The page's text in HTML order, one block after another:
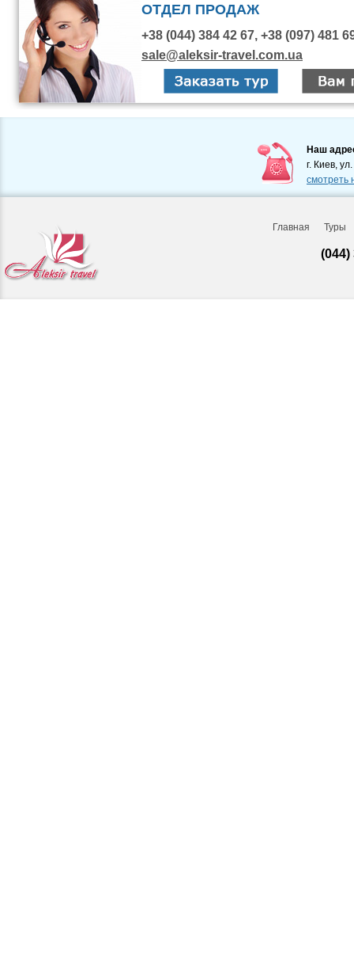
ОТДЕЛ ПРОДАЖ
+38 (044) 384 42 67, +38 (097) 481
sale@aleksir-travel.com.ua
Наш
г. Киев,
смотреть
Главная Туры
(044)